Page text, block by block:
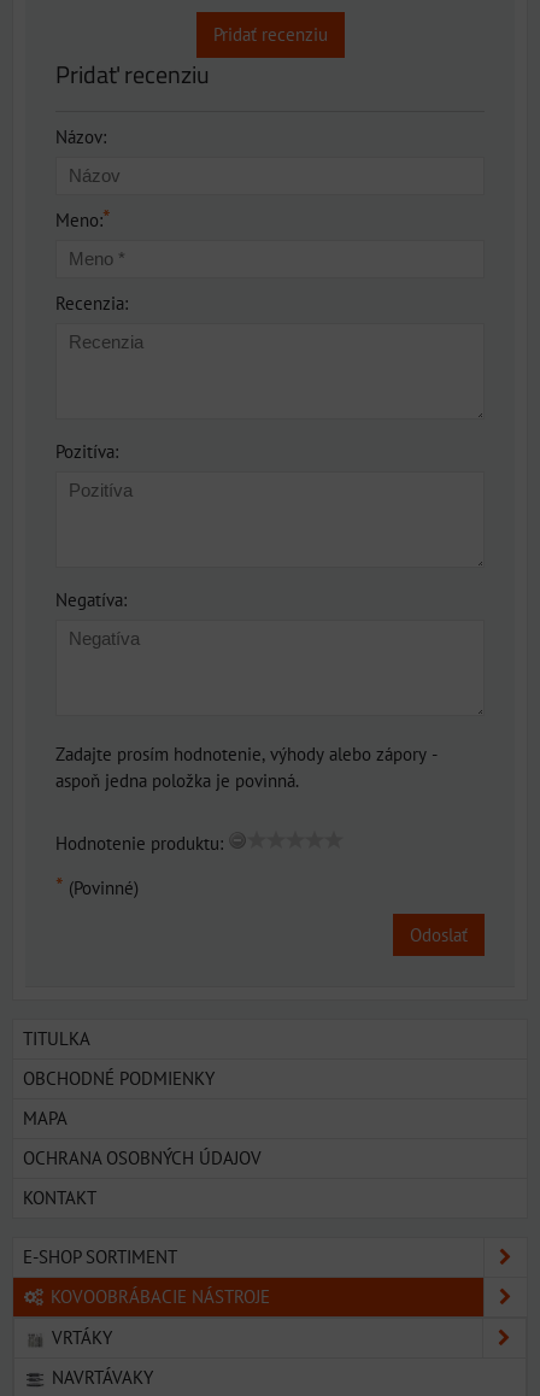
Pridať recenziu
Pridať recenziu
Názov:
Meno:*
Recenzia:
Pozitíva:
Negatíva:
Zadajte prosím hodnotenie, výhody alebo zápory -
aspoň jedna položka je povinná.
Hodnotenie produktu:
* (Povinné)
Odoslať
TITULKA
OBCHODNÉ PODMIENKY
MAPA
OCHRANA OSOBNÝCH ÚDAJOV
KONTAKT
E-SHOP SORTIMENT
KOVOOBRÁBACIE NÁSTROJE
VRTÁKY
NAVRTÁVAKY